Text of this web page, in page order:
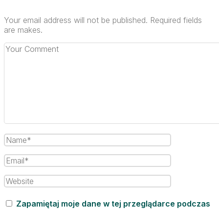
Your email address will not be published. Required fields
are makes.
Zapamiętaj moje dane w tej przeglądarce podczas